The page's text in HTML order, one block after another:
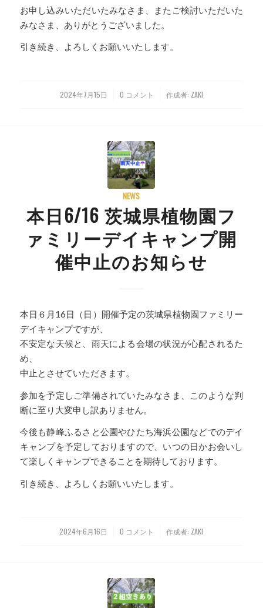
お申し込みいただいたみなさま、またご検討いただいた
みなさま、ありがとうございました。
引き続き、よろしくお願いいたします。
2024年7月15日
/ 0 コメント
/ 作成者: ZAKI
NEWS
本日6/16 茨城県植物園フ
ァミリーデイキャンプ開
催中止のお知らせ
本日６月16日（日）開催予定の茨城県植物園ファミリー
デイキャンプですが、
不安定な天候と、雨天による会場の状況が心配されるた
め、
中止とさせていただきます。
参加を予定しご準備されていたみなさま、このような判
断に至り大変申し訳ありません。
今後も静峰ふるさと公園やひたち海浜公園などでのデイ
キャンプを予定しておりますので、いつの日かお会いし
て楽しくキャンプできることを期待しております。
引き続き、よろしくお願いいたします。
2024年6月16日
/ 0 コメント
/ 作成者: ZAKI